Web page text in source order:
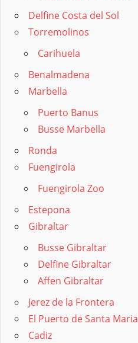
Delfine Costa del Sol
Torremolinos
Carihuela
Benalmadena
Marbella
Puerto Banus
Busse Marbella
Ronda
Fuengirola
Fuengirola Zoo
Estepona
Gibraltar
Busse Gibraltar
Delfine Gibraltar
Affen Gibraltar
Jerez de la Frontera
El Puerto de Santa Maria
Cadiz